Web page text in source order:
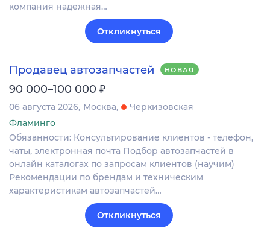
компания надежная…
Откликнуться
Продавец автозапчастей НОВАЯ
90 000–100 000 ₽
06 августа 2026 Москва
Черкизовская
Фламинго
Обязанности: Консультирование клиентов - телефон,
чаты, электронная почта Подбор автозапчастей в
онлайн каталогах по запросам клиентов (научим)
Рекомендации по брендам и техническим
характеристикам автозапчастей…
Откликнуться